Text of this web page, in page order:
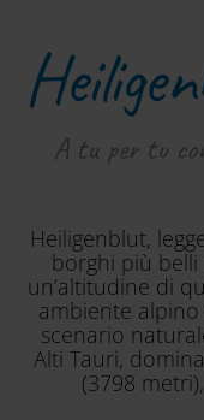
A tu per tu
Heiligenblut,
borghi più belli
un’altitudine di
ambiente
scenario
Alti Tauri,
(3798